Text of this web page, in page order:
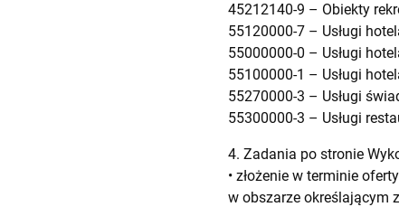
45212140-9 – Obiekty
55120000-7 – Usługi
55000000-0 – Usługi
55100000-1 – Usługi
55270000-3 – Usługi
55300000-3 – Usługi
4. Zadania po stronie
• złożenie w terminie
w obszarze określającym